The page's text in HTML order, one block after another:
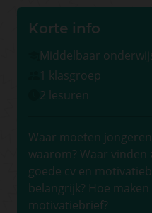
Korte info
Middelbaar
1 klasgroep
2 lesuren
Waar moeten
waarom? Waar vinden
goede cv en
belangrijk? Hoe
motivatiebrief?